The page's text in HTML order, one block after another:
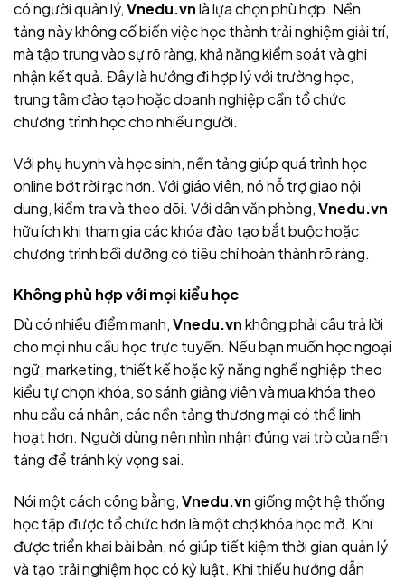
có người quản lý,Vnedu.vnlà lựa chọn phù hợp. Nền
tảng này không cố biến việc học thành trải nghiệm giải trí,
mà tập trung vào sự rõ ràng, khả năng kiểm soát và ghi
nhận kết quả. Đây là hướng đi hợp lý với trường học,
trung tâm đào tạo hoặc doanh nghiệp cần tổ chức
chương trình học cho nhiều người.
Với phụ huynh và học sinh, nền tảng giúp quá trình học
online bớt rời rạc hơn. Với giáo viên, nó hỗ trợ giao nội
dung, kiểm tra và theo dõi. Với dân văn phòng,Vnedu.vn
hữu ích khi tham gia các khóa đào tạo bắt buộc hoặc
chương trình bồi dưỡng có tiêu chí hoàn thành rõ ràng.
Không phù hợp với mọi kiểu học
Dù có nhiều điểm mạnh,Vnedu.vnkhông phải câu trả lời
cho mọi nhu cầu học trực tuyến. Nếu bạn muốn học ngoại
ngữ, marketing, thiết kế hoặc kỹ năng nghề nghiệp theo
kiểu tự chọn khóa, so sánh giảng viên và mua khóa theo
nhu cầu cá nhân, các nền tảng thương mại có thể linh
hoạt hơn. Người dùng nên nhìn nhận đúng vai trò của nền
tảng để tránh kỳ vọng sai.
Nói một cách công bằng,Vnedu.vngiống một hệ thống
học tập được tổ chức hơn là một chợ khóa học mở. Khi
được triển khai bài bản, nó giúp tiết kiệm thời gian quản lý
và tạo trải nghiệm học có kỷ luật. Khi thiếu hướng dẫn